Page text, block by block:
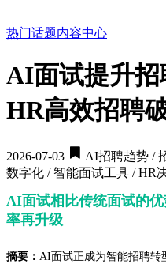
热门话题内容中心
AI面试提升招
HR高效招聘
2026-07-03
AI招聘趋势 /
数字化 / 智能面试工具 / HR
AI面试相比传统面试的
率再升级
摘要： AI面试正成为智能招聘转